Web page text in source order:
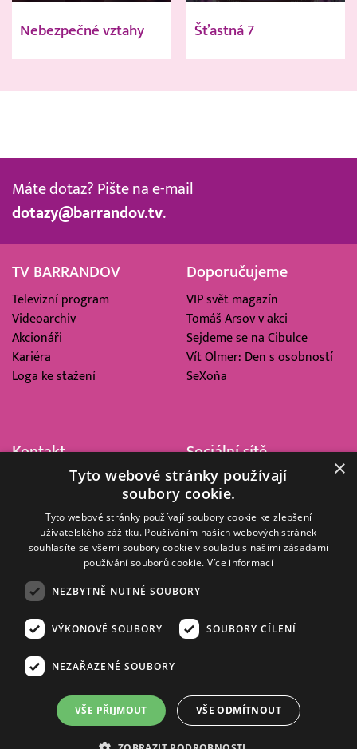
Nebezpečné vztahy Šťastná 7
Máte dotaz? Pište na e-mail
dotazy@barrandov.tv.
TV BARRANDOV
Televizní program
Videoarchiv
Akcionáři
Kariéra
Loga ke stažení
Doporučujeme
VIP svět magazín
Tomáš Arsov v akci
Sejdeme se na Cibulce
Vít Olmer: Den s osobností
SeXoňa
Kontakt
Barrandov Televizní Studio,
Kříženeckého nám. 322
152 00 Praha 5
IČ 416 93 311
Sociální sítě
© 2008–2026 EMPRESA MEDIA, a.s. Všechna práva vyhrazena.
Zásady ochrany osobních a dalších zpracovávaných údajů
Informace o měření sledovanosti videa ve video archivu
Nielsen Digital Measurement
. Využíváme grafické podklady z
×
Tyto webové stránky používají
soubory cookie.
Tyto webové stránky používají soubory cookie ke zlepšení
uživatelského zážitku. Používáním našich webových stránek
souhlasíte se všemi soubory cookie v souladu s našimi zásadami
používání souborů cookie. Více informací
NEZBYTNĚ NUTNÉ SOUBORY
VÝKONOVÉ SOUBORY SOUBORY CÍLENÍ
NEZAŘAZENÉ SOUBORY
VŠE PŘIJMOUT VŠE ODMÍTNOUT